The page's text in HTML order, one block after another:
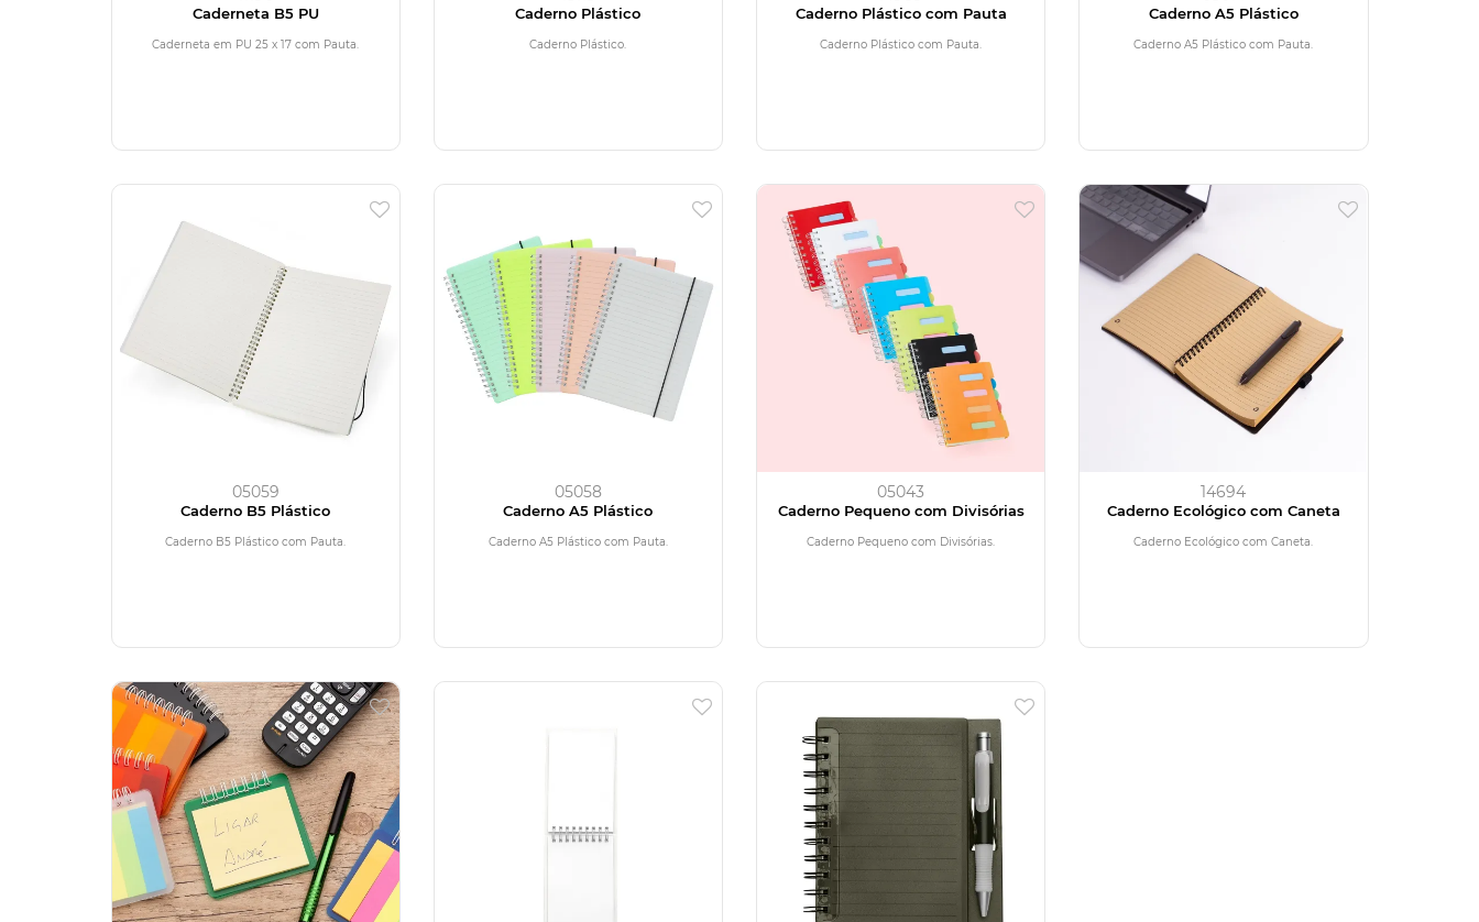
Caderneta B5 PU
Caderneta em PU 25 x 17 com Pauta.
Caderno Plástico
Caderno Plástico.
Caderno Plástico com Pauta
Caderno Plástico com Pauta.
Caderno A5 Plástico
Caderno A5 Plástico com Pauta.
05059
Caderno B5 Plástico
Caderno B5 Plástico com Pauta.
05058
Caderno A5 Plástico
Caderno A5 Plástico com Pauta.
05043
Caderno Pequeno com Divisórias
Caderno Pequeno com Divisórias.
14694
Caderno Ecológico com Caneta
Caderno Ecológico com Caneta.